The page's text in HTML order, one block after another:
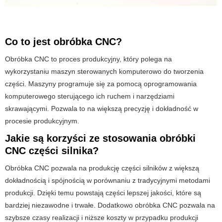
Co to jest obróbka CNC?
Obróbka CNC to proces produkcyjny, który polega na
wykorzystaniu maszyn sterowanych komputerowo do tworzenia
części. Maszyny programuje się za pomocą oprogramowania
komputerowego sterującego ich ruchem i narzędziami
skrawającymi. Pozwala to na większą precyzję i dokładność w
procesie produkcyjnym.
Jakie są korzyści ze stosowania obróbki
CNC części silnika?
Obróbka CNC pozwala na produkcję części silników z większą
dokładnością i spójnością w porównaniu z tradycyjnymi metodami
produkcji. Dzięki temu powstają części lepszej jakości, które są
bardziej niezawodne i trwałe. Dodatkowo obróbka CNC pozwala na
szybsze czasy realizacji i niższe koszty w przypadku produkcji